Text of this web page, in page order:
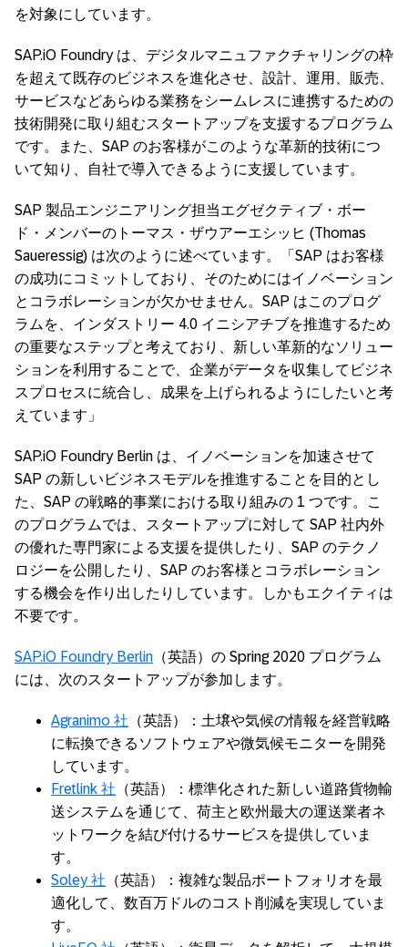
を対象にしています。
SAP.iO Foundry は、デジタルマニュファクチャリングの枠
を超えて既存のビジネスを進化させ、設計、運用、販売、
サービスなどあらゆる業務をシームレスに連携するための
技術開発に取り組むスタートアップを支援するプログラム
です。また、SAP のお客様がこのような革新的技術につ
いて知り、自社で導入できるように支援しています。
SAP 製品エンジニアリング担当エグゼクティブ・ボー
ド・メンバーのトーマス・ザウアーエシッヒ (Thomas
Saueressig) は次のように述べています。「SAP はお客様
の成功にコミットしており、そのためにはイノベーション
とコラボレーションが欠かせません。SAP はこのプログ
ラムを、インダストリー 4.0 イニシアチブを推進するため
の重要なステップと考えており、新しい革新的なソリュー
ションを利用することで、企業がデータを収集してビジネ
スプロセスに統合し、成果を上げられるようにしたいと考
えています」
SAP.iO Foundry Berlin は、イノベーションを加速させて
SAP の新しいビジネスモデルを推進することを目的とし
た、SAP の戦略的事業における取り組みの 1 つです。こ
のプログラムでは、スタートアップに対して SAP 社内外
の優れた専門家による支援を提供したり、SAP のテクノ
ロジーを公開したり、SAP のお客様とコラボレーション
する機会を作り出したりしています。しかもエクイティは
不要です。
SAP.iO Foundry Berlin （英語）の Spring 2020 プログラム
には、次のスタートアップが参加します。
Agranimo 社 （英語）：土壌や気候の情報を経営戦略
に転換できるソフトウェアや微気候モニターを開発
しています。
Fretlink 社 （英語）：標準化された新しい道路貨物輸
送システムを通じて、荷主と欧州最大の運送業者ネ
ットワークを結び付けるサービスを提供していま
す。
Soley 社 （英語）：複雑な製品ポートフォリオを最
適化して、数百万ドルのコスト削減を実現していま
す。